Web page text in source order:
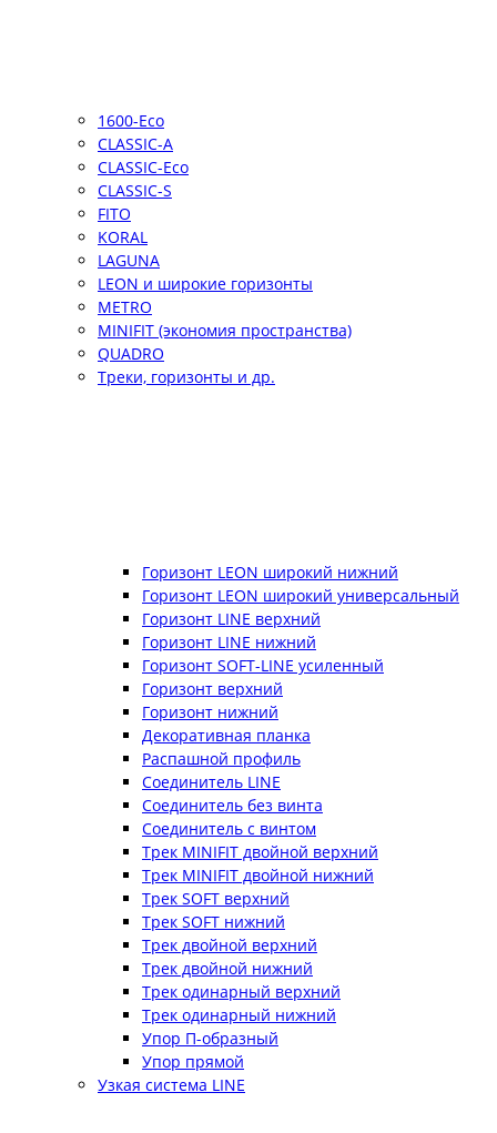
1600-Eco
CLASSIC-A
CLASSIC-Eco
CLASSIC-S
FITO
KORAL
LAGUNA
LEON и широкие горизонты
METRO
MINIFIT (экономия пространства)
QUADRO
Треки, горизонты и др.
Горизонт LEON широкий нижний
Горизонт LEON широкий универсальный
Горизонт LINE верхний
Горизонт LINE нижний
Горизонт SOFT-LINE усиленный
Горизонт верхний
Горизонт нижний
Декоративная планка
Распашной профиль
Соединитель LINE
Соединитель без винта
Соединитель с винтом
Трек MINIFIT двойной верхний
Трек MINIFIT двойной нижний
Трек SOFT верхний
Трек SOFT нижний
Трек двойной верхний
Трек двойной нижний
Трек одинарный верхний
Трек одинарный нижний
Упор П-образный
Упор прямой
Узкая система LINE